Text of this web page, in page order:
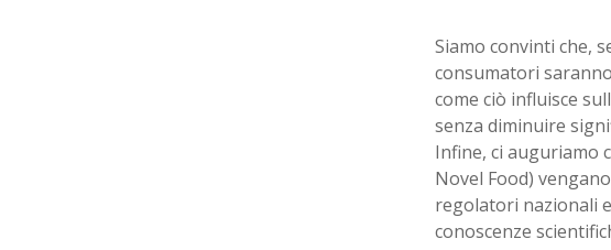
Siamo convinti che,
consumatori
come ciò influisce
senza diminuire
Infine, ci auguriamo
Novel Food)
regolatori nazionali
conoscenze